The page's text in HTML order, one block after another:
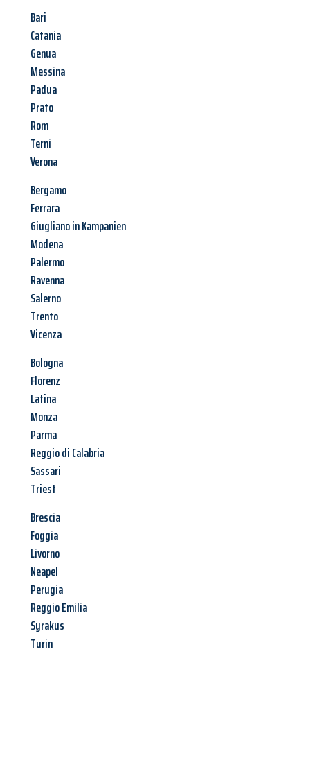
Bari
Catania
Genua
Messina
Padua
Prato
Rom
Terni
Verona
Bergamo
Ferrara
Giugliano in Kampanien
Modena
Palermo
Ravenna
Salerno
Trento
Vicenza
Bologna
Florenz
Latina
Monza
Parma
Reggio di Calabria
Sassari
Triest
Brescia
Foggia
Livorno
Neapel
Perugia
Reggio Emilia
Syrakus
Turin